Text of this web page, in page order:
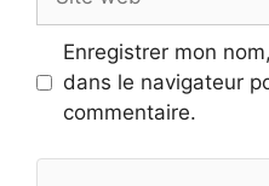
web
Enregistrer mon
dans le navigateur
commentaire.